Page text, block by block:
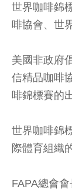
世界咖啡錦
啡協會、世
美國非政府
信精品咖啡
啡錦標賽的
世界咖啡錦
際體育組織
FAPA總會